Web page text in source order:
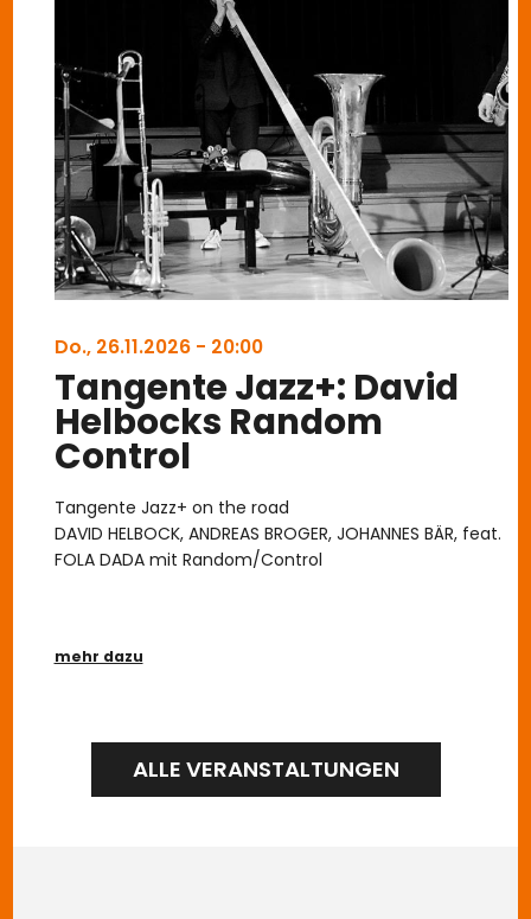
Do., 26.11.2026 - 20:00
Tangente Jazz+: David
Helbocks Random
Control
Tangente Jazz+ on the road
DAVID HELBOCK, ANDREAS BROGER, JOHANNES BÄR, feat.
FOLA DADA mit Random/Control
mehr dazu
ALLE VERANSTALTUNGEN